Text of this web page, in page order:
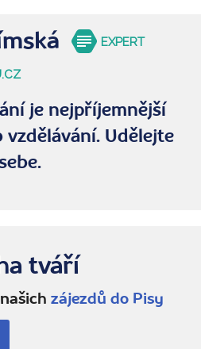
EXPERT
je nejpříjemnější
vzdělávání. Udělejte
tváří
zájezdů do Pisy